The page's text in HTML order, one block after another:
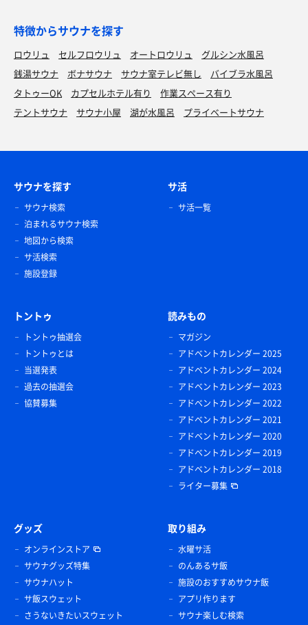
特徴からサウナを探す
ロウリュ セルフロウリュ オートロウリュ
グルシン水風呂
銭湯サウナ
ボナサウナ サウナ室テレビ無し
バイブラ水風呂
タトゥーOK
カプセルホテル有り
作業スペース有り
テントサウナ
サウナ小屋 湖が水風呂 プライベートサウナ
サウナを探す
サウナ検索
泊まれるサウナ検索
地図から検索
サ活検索
施設登録
サ活
サ活一覧
トントゥ
トントゥ抽選会
トントゥとは
当選発表
過去の抽選会
協賛募集
読みもの
マガジン
アドベントカレンダー 2025
アドベントカレンダー 2024
アドベントカレンダー 2023
アドベントカレンダー 2022
アドベントカレンダー 2021
アドベントカレンダー 2020
アドベントカレンダー 2019
アドベントカレンダー 2018
ライター募集
グッズ
オンラインストア
サウナグッズ特集
サウナハット
サ飯スウェット
さうないきたいスウェット
取り組み
水曜サ活
のんあるサ飯
施設のおすすめサウナ飯
アプリ作ります
サウナ楽しむ検索